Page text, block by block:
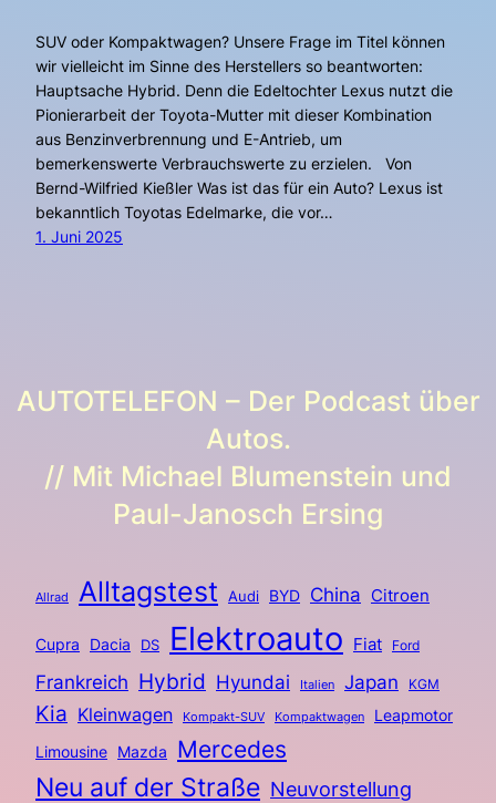
SUV oder Kompaktwagen? Unsere Frage im Titel können
wir vielleicht im Sinne des Herstellers so beantworten:
Hauptsache Hybrid. Denn die Edeltochter Lexus nutzt die
Pionierarbeit der Toyota-Mutter mit dieser Kombination
aus Benzinverbrennung und E-Antrieb, um
bemerkenswerte Verbrauchswerte zu erzielen. Von
Bernd-Wilfried Kießler Was ist das für ein Auto? Lexus ist
bekanntlich Toyotas Edelmarke, die vor…
1. Juni 2025
AUTOTELEFON – Der Podcast über
Autos.
// Mit Michael Blumenstein und
Paul-Janosch Ersing
Allrad Alltagstest Audi BYD China Citroen
Cupra Dacia DS Elektroauto Fiat Ford
Frankreich Hybrid Hyundai Italien Japan KGM
Kia Kleinwagen Kompakt-SUV Kompaktwagen Leapmotor
Limousine Mazda Mercedes
Neu auf der Straße Neuvorstellung